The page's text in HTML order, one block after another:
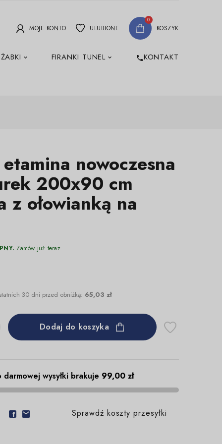
MOJE KONTO ULUBIONE
0
KOSZYK
FIRANKI TUNEL phoneKONTAKT
nowoczesna
200x90 cm
z ołowianką na
Zamów już teraz
30 dni przed obniżką: 65,03 zł
Dodaj do koszyka
darmowej wysyłki brakuje 99,00 zł
Sprawdź koszty przesyłki